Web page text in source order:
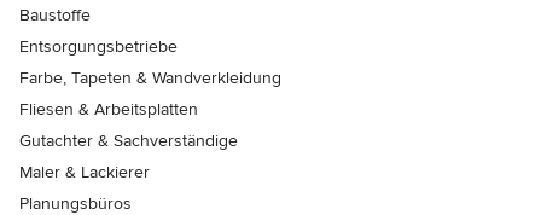
Baustoffe
Entsorgungsbetriebe
Farbe, Tapeten & Wandverkleidung
Fliesen & Arbeitsplatten
Gutachter & Sachverständige
Maler & Lackierer
Planungsbüros